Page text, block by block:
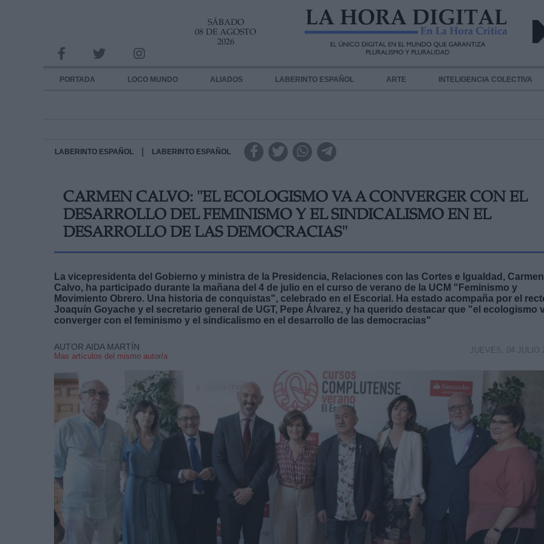
SÁBADO
08 DE AGOSTO
2026
PORTADA LOCO MUNDO ALIADOS LABERINTO ESPAÑOL ARTE INTELIGENCIA COLECTIVA
LABERINTO ESPAÑOL LABERINTO ESPAÑOL
CARMEN CALVO: "EL ECOLOGISMO VA A CONVERGER CON EL
DESARROLLO DEL FEMINISMO Y EL SINDICALISMO EN EL
DESARROLLO DE LAS DEMOCRACIAS"
La vicepresidenta del Gobierno y ministra de la Presidencia, Relaciones con las Cortes e Igualdad, Carmen
Calvo, ha participado durante la mañana del 4 de julio en el curso de verano de la UCM "Feminismo y
Movimiento Obrero. Una historia de conquistas", celebrado en el Escorial. Ha estado acompaña por el
Joaquín Goyache y el secretario general de UGT, Pepe Álvarez, y ha querido destacar que "el ecologismo
converger con el feminismo y el sindicalismo en el desarrollo de las democracias"
AUTOR AIDA MARTÍN
Mas artículos del mismo autor/a
JUEVES, 04 JULIO
INFORMACION SOBRE LA PROTECCIÓN DE TUS DATOS
Responsable:
Destinatarios:
link
Información adicional
link